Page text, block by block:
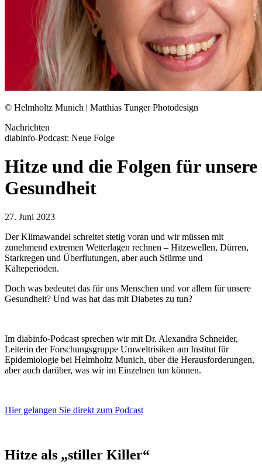
© Helmholtz Munich | Matthias Tunger Photodesign
Nachrichten
diabinfo-Podcast: Neue Folge
Hitze und die Folgen für unsere
Gesundheit
27. Juni 2023
Der Klimawandel schreitet stetig voran und wir müssen mit
zunehmend extremen Wetterlagen rechnen – Hitzewellen, Dürren,
Starkregen und Überflutungen, aber auch Stürme und
Kälteperioden.
Doch was bedeutet das für uns Menschen und vor allem für unsere
Gesundheit? Und was hat das mit Diabetes zu tun?
Im diabinfo-Podcast sprechen wir mit Dr. Alexandra Schneider,
Leiterin der Forschungsgruppe Umweltrisiken am Institut für
Epidemiologie bei Helmholtz Munich, über die Herausforderungen,
aber auch darüber, was wir im Einzelnen tun können.
Hier gelangen Sie direkt zum Podcast
Hitze als „stiller Killer“